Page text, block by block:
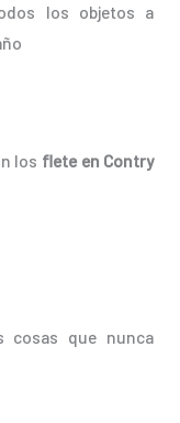
los objetos a
los flete en Contry
cosas que nunca